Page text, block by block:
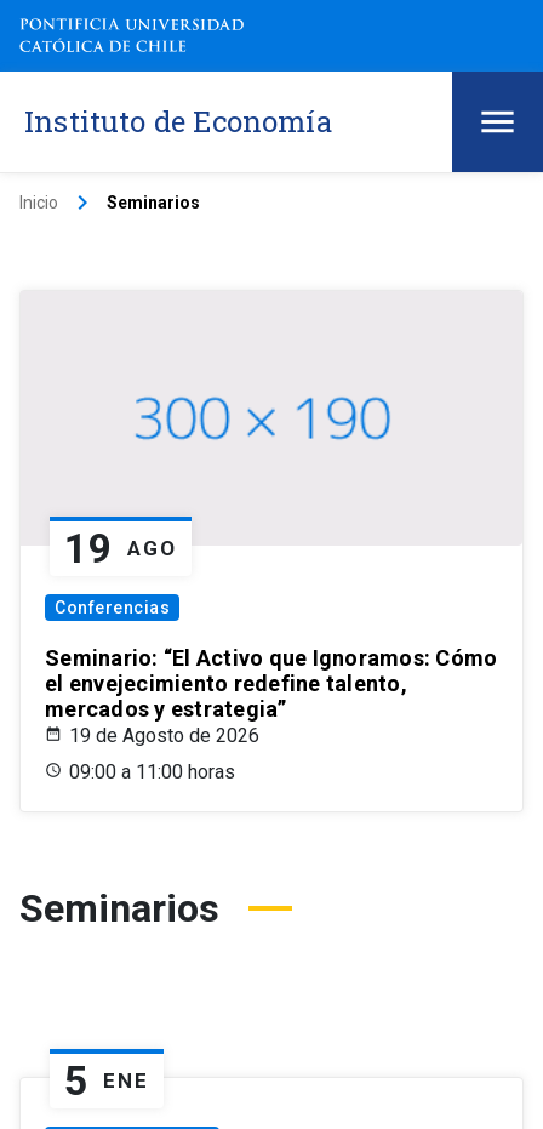
Instituto de Economía
Inicio keyboard_arrow_right Seminarios
19 AGO
Conferencias
Seminario: “El Activo que Ignoramos: Cómo
el envejecimiento redefine talento,
mercados y estrategia”
19 de Agosto de 2026
09:00 a 11:00 horas
Seminarios
5 ENE